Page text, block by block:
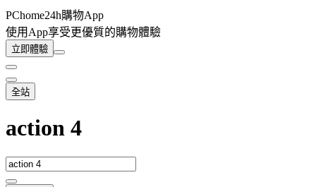
PChome24h購物App
使用App享受更優質的購物體驗
立即體驗
全站
action 4